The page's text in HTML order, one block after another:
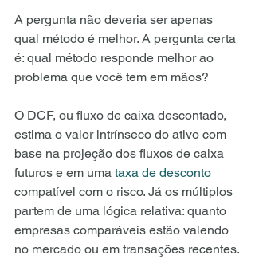
A pergunta não deveria ser apenas
qual método é melhor. A pergunta certa
é: qual método responde melhor ao
problema que você tem em mãos?
O DCF, ou fluxo de caixa descontado,
estima o valor intrínseco do ativo com
base na projeção dos fluxos de caixa
futuros e em uma taxa de desconto
compatível com o risco. Já os múltiplos
partem de uma lógica relativa: quanto
empresas comparáveis estão valendo
no mercado ou em transações recentes.